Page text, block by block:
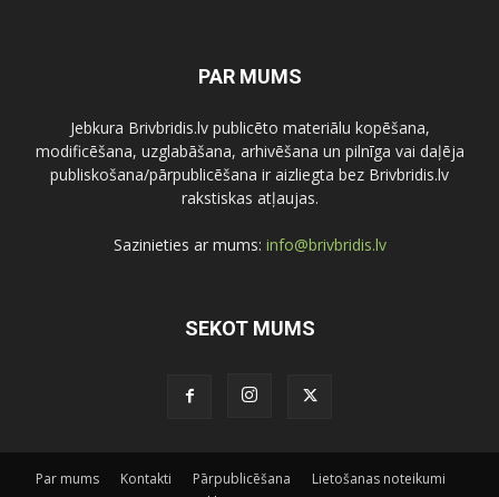
PAR MUMS
Jebkura Brivbridis.lv publicēto materiālu kopēšana,
modificēšana, uzglabāšana, arhivēšana un pilnīga vai daļēja
publiskošana/pārpublicēšana ir aizliegta bez Brivbridis.lv
rakstiskas atļaujas.
Sazinieties ar mums: info@brivbridis.lv
SEKOT MUMS
Par mums Kontakti Pārpublicēšana
Lietošanas noteikumi